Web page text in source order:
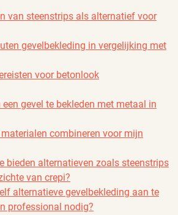
van steenstrips als alternatief voor
gevelbekleding in vergelijking met
voor betonlook
gevel te bekleden met metaal in
combineren voor mijn
bieden alternatieven zoals steenstrips
van crepi?
alternatieve gevelbekleding aan te
professional nodig?